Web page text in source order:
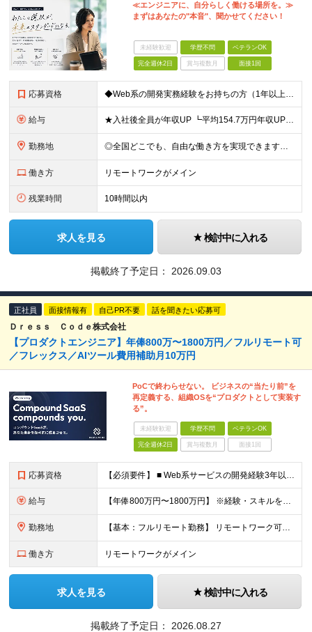
≪エンジニアに、自分らしく働ける場所を。≫
まずはあなたの"本音"、聞かせてください！
未経験歓迎 学歴不問 ベテランOK
完全週休2日 賞与複数月 面接1回
応募資格 ◆Web系の開発実務経験をお持ちの方（1年以上） ◆学歴不問 ◆既卒・第二新卒OK ☆Tech Labの事業内容、ビジョンに共感できる⽅はぜひご応募ください！ ☆意欲重視の採用です！ 「経歴に自信が
給与 ★入社後全員が年収UP ┗平均154.7万円年収UP！ ┗最大380万円UPの実績もあり 月給35万円～100万円＋決算賞与＋各種手当 【 給与イメージ 】 ◆経験1年以上…月給35万円～＋決算賞
勤務地 ◎全国どこでも、自由な働き方を実現できます！ 全国のプロジェクト先やフルリモート環境での勤務も可能です。 ＼自由度の高い働き方、叶えます／ ・フルリモートで働きたい ・ハイブリットに働きたい ・家庭
働き方 リモートワークがメイン
残業時間 10時間以内
求人を見る 検討中に入れる
掲載終了予定日： 2026.09.03
正社員 面接情報有 自己PR不要 話を聞きたい応募可
Ｄｒｅｓｓ Ｃｏｄｅ株式会社
【プロダクトエンジニア】年俸800万〜1800万円／フルリモート可
／フレックス／AIツール費用補助月10万円
PoCで終わらせない。 ビジネスの“当たり前”を
再定義する、組織OSを“プロダクトとして実装す
る”。
未経験歓迎 学歴不問 ベテランOK
完全週休2日 賞与複数月 面接1回
応募資格 【必須要件】 ■ Web系サービスの開発経験3年以上 ■ 学歴不問 ※本社オフィスに出社できる方を想定しています ※第一言語が日本語でない方は日本語能力試験N1取得レベルに限ります 【このような方
給与 【年俸800万円〜1800万円】 ※経験・スキルを考慮のうえ決定します ※年俸を12分割して月額支給（賞与なし） ※月額：66.7万円〜150万円（基本給：493,256円＋固定残業代：173,411
勤務地 【基本：フルリモート勤務】 リモートワーク可能です。 ただし、必要に応じてオフィスまたはメンバー間での集合を行うため、 本社オフィスに出社できる方を想定しています。 【本社】 東京都中央区築地2-1
働き方 リモートワークがメイン
求人を見る 検討中に入れる
掲載終了予定日： 2026.08.27